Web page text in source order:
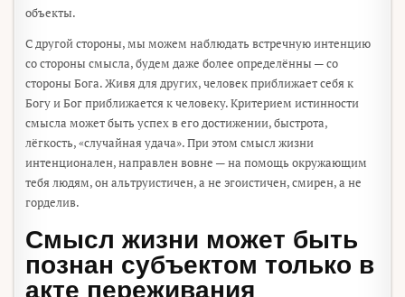
объекты.
С другой стороны, мы можем наблюдать встречную интенцию
со стороны смысла, будем даже более определённы — со
стороны Бога. Живя для других, человек приближает себя к
Богу и Бог приближается к человеку. Критерием истинности
смысла может быть успех в его достижении, быстрота,
лёгкость, «случайная удача». При этом смысл жизни
интенционален, направлен вовне — на помощь окружающим
тебя людям, он альтруистичен, а не эгоистичен, смирен, а не
горделив.
Смысл жизни может быть
познан субъектом только в
акте переживания